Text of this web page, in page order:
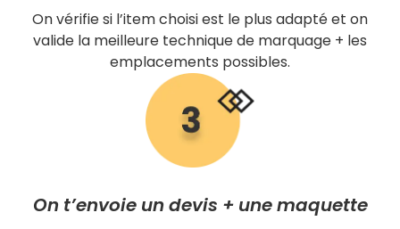
On vérifie si l’item choisi est le plus adapté et on
valide la meilleure technique de marquage + les
emplacements possibles.
On t’envoie un devis + une maquette